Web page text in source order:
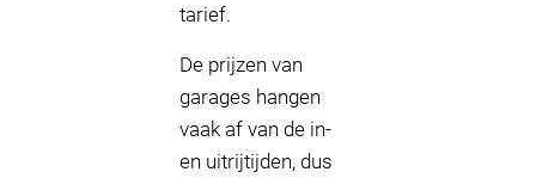
tarief.
De prijzen van
garages hangen
vaak af van de in-
en uitrijtijden, dus